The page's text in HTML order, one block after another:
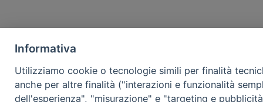
Informativa
Utilizziamo cookie o tecnologie simili per finalità
anche per altre finalità ("interazioni e funzionalità
dell'esperienza", "misurazione" e "targeting e